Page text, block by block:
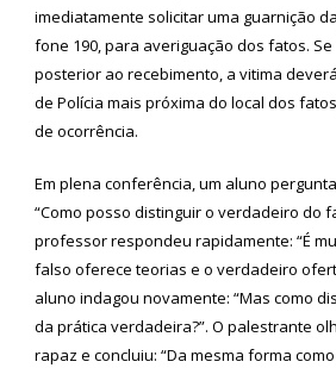
imediatamente solicitar uma guarnição
fone 190, para averiguação dos fatos.
posterior ao recebimento, a vitima
de Polícia mais próxima do local dos
de ocorrência.
Em plena conferência, um aluno
“Como posso distinguir o verdadeiro do
professor respondeu rapidamente: “É
falso oferece teorias e o verdadeiro
aluno indagou novamente: “Mas como
da prática verdadeira?”. O palestrante
rapaz e concluiu: “Da mesma forma